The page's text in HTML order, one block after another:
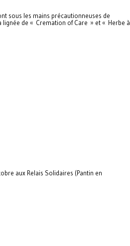
sous les mains précautionneuses de
lignée de « Cremation of Care » et « Herbe à
aux Relais Solidaires (Pantin en